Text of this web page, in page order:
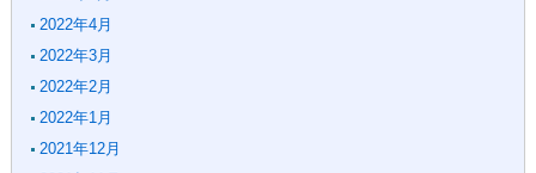
2022年4月
2022年3月
2022年2月
2022年1月
2021年12月